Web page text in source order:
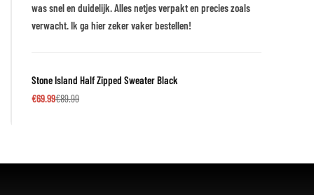
was snel en duidelijk. Alles netjes verpakt en precies zoals
verwacht. Ik ga hier zeker vaker bestellen!
Stone Island Half Zipped Sweater Black
€89.99
€69.99